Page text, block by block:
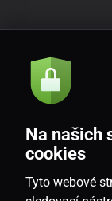
Akcie a
Souhlasím se
Na našich
cookies
Tyto webové